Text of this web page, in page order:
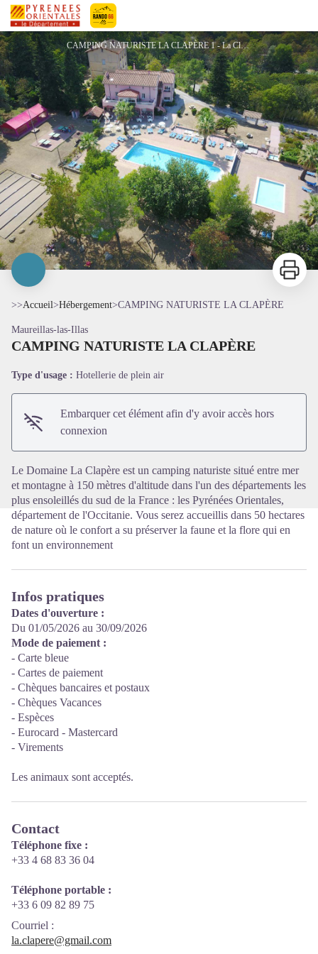
Pyrénées-Orientales Le Département
CAMPING NATURISTE LA CLAPÈRE
CAMPING NATURISTE LA CLAPÈRE 1 - La Clapère
Voir l'image en plein écran
Imprimer
>>Accueil>Hébergement>CAMPING NATURISTE LA CLAPÈRE
Maureillas-las-Illas
CAMPING NATURISTE LA CLAPÈRE
Type d'usage : Hotellerie de plein air
Embarquer cet élément afin d'y avoir accès hors
connexion
Le Domaine La Clapère est un camping naturiste situé entre mer
et montagne à 150 mètres d'altitude dans l'un des départements les
plus ensoleillés du sud de la France : les Pyrénées Orientales,
département de l'Occitanie. Vous serez accueillis dans 50 hectares
de nature où le confort a su préserver la faune et la flore qui en
font un environnement
Infos pratiques
Dates d'ouverture :
Du 01/05/2026 au 30/09/2026
Mode de paiement :
- Carte bleue
- Cartes de paiement
- Chèques bancaires et postaux
- Chèques Vacances
- Espèces
- Eurocard - Mastercard
- Virements
Les animaux sont acceptés.
Contact
Téléphone fixe :
+33 4 68 83 36 04
Téléphone portable :
+33 6 09 82 89 75
Courriel :
la.clapere@gmail.com